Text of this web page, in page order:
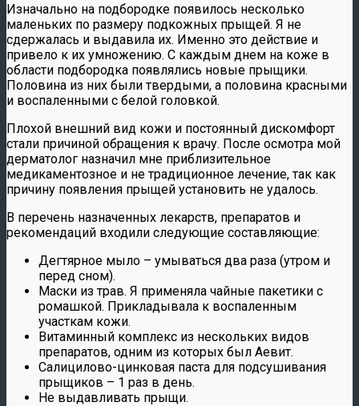
Изначально на подбородке появилось несколько
маленьких по размеру подкожных прыщей. Я не
сдержалась и выдавила их. Именно это действие и
привело к их умножению. С каждым днем на коже в
области подбородка появлялись новые прыщики.
Половина из них были твердыми, а половина красными
и воспаленными с белой головкой.
Плохой внешний вид кожи и постоянный дискомфорт
стали причиной обращения к врачу. После осмотра мой
дерматолог назначил мне приблизительное
медикаментозное и не традиционное лечение, так как
причину появления прыщей установить не удалось.
В перечень назначенных лекарств, препаратов и
рекомендаций входили следующие составляющие:
Дегтярное мыло – умываться два раза (утром и
перед сном).
Маски из трав. Я применяла чайные пакетики с
ромашкой. Прикладывала к воспаленным
участкам кожи.
Витаминный комплекс из нескольких видов
препаратов, одним из которых был Аевит.
Салицилово-цинковая паста для подсушивания
прыщиков – 1 раз в день.
Не выдавливать прыщи.